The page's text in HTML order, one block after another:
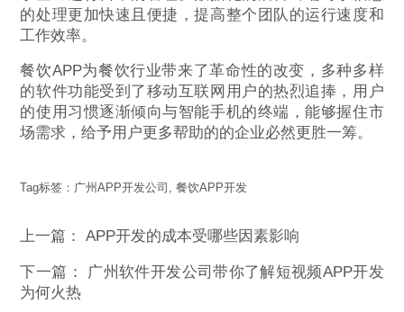
的处理更加快速且便捷，提高整个团队的运行速度和
工作效率。
餐饮APP为餐饮行业带来了革命性的改变，多种多样
的软件功能受到了移动互联网用户的热烈追捧，用户
的使用习惯逐渐倾向与智能手机的终端，能够握住市
场需求，给予用户更多帮助的的企业必然更胜一筹。
Tag标签： 广州APP开发公司 ,餐饮APP开发
上一篇：APP开发的成本受哪些因素影响
下一篇： 广州软件开发公司带你了解短视频APP开发
为何火热